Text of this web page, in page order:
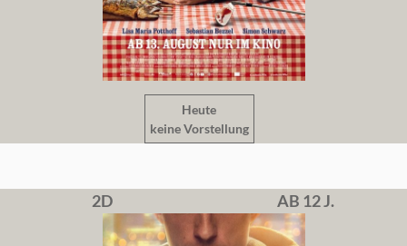
Heute
keine Vorstellung
2D AB 12 J.